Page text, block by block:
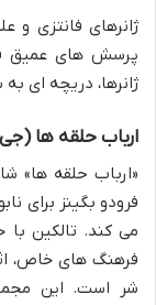
ژانرهای فانتزی و
پرسش های عمیق
ژانرها، دریچه ای
ارباب حلقه ها
«ارباب حلقه ها»
فرودو بگینز برای
می کند. تالکین
فرهنگ های خاص،
شر است. این